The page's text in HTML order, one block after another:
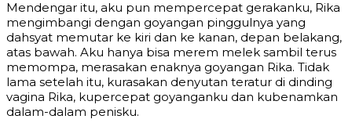
Mendengar itu, aku pun mempercepat gerakanku, Rika
mengimbangi dengan goyangan pinggulnya yang
dahsyat memutar ke kiri dan ke kanan, depan belakang,
atas bawah. Aku hanya bisa merem melek sambil terus
memompa, merasakan enaknya goyangan Rika. Tidak
lama setelah itu, kurasakan denyutan teratur di dinding
vagina Rika, kupercepat goyanganku dan kubenamkan
dalam-dalam penisku.